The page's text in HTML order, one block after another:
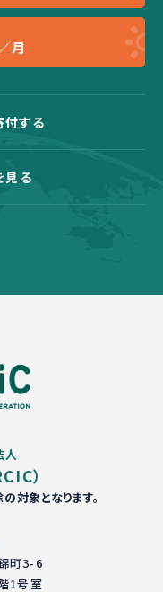
月
付する
見る
人
）
対象となります。
町3-6
1号室